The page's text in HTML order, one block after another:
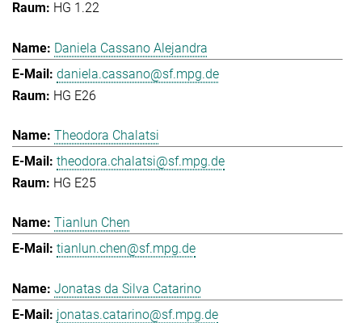
HG 1.22
Daniela Cassano Alejandra
daniela.cassano@sf.mpg.de
HG E26
Theodora Chalatsi
theodora.chalatsi@sf.mpg.de
HG E25
Tianlun Chen
tianlun.chen@sf.mpg.de
Jonatas da Silva Catarino
jonatas.catarino@sf.mpg.de